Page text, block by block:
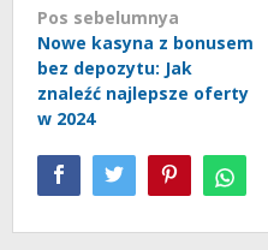
Navigasi
pos
Pos sebelumnya
Nowe kasyna z bonusem
bez depozytu: Jak
znaleźć najlepsze oferty
w 2024